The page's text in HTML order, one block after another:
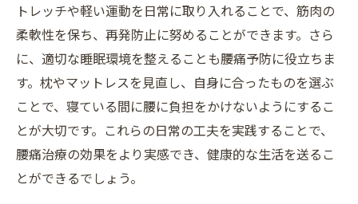
トレッチや軽い運動を日常に取り入れることで、筋肉の
柔軟性を保ち、再発防止に努めることができます。さら
に、適切な睡眠環境を整えることも腰痛予防に役立ちま
す。枕やマットレスを見直し、自身に合ったものを選ぶ
ことで、寝ている間に腰に負担をかけないようにするこ
とが大切です。これらの日常の工夫を実践することで、
腰痛治療の効果をより実感でき、健康的な生活を送るこ
とができるでしょう。